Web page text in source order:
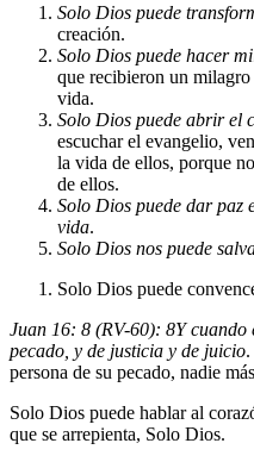
Solo Dios puede
creación.
Solo Dios puede hacer
que recibieron un
vida.
Solo Dios puede abrir el
escuchar el evangelio,
la vida de ellos, porque
de ellos.
Solo Dios puede dar paz
vida.
Solo Dios nos puede
Solo Dios puede
Juan 16: 8 (RV-60): 8Y cuando
pecado, y de justicia y de juicio
persona de su pecado, nadie
Solo Dios puede hablar al
que se arrepienta, Solo Dios.